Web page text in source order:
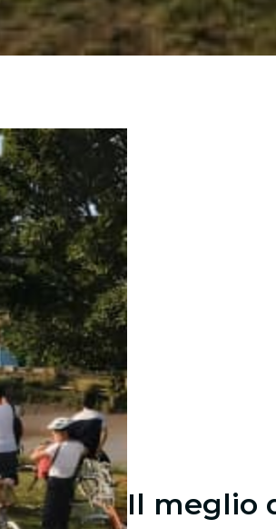
Il meglio